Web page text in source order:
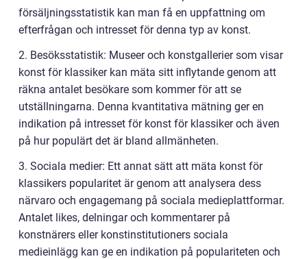
försäljningsstatistik kan man få en uppfattning om
efterfrågan och intresset för denna typ av konst.
2. Besöksstatistik: Museer och konstgallerier som visar
konst för klassiker kan mäta sitt inflytande genom att
räkna antalet besökare som kommer för att se
utställningarna. Denna kvantitativa mätning ger en
indikation på intresset för konst för klassiker och även
på hur populärt det är bland allmänheten.
3. Sociala medier: Ett annat sätt att mäta konst för
klassikers popularitet är genom att analysera dess
närvaro och engagemang på sociala medieplattformar.
Antalet likes, delningar och kommentarer på
konstnärers eller konstinstitutioners sociala
medieinlägg kan ge en indikation på populariteten och